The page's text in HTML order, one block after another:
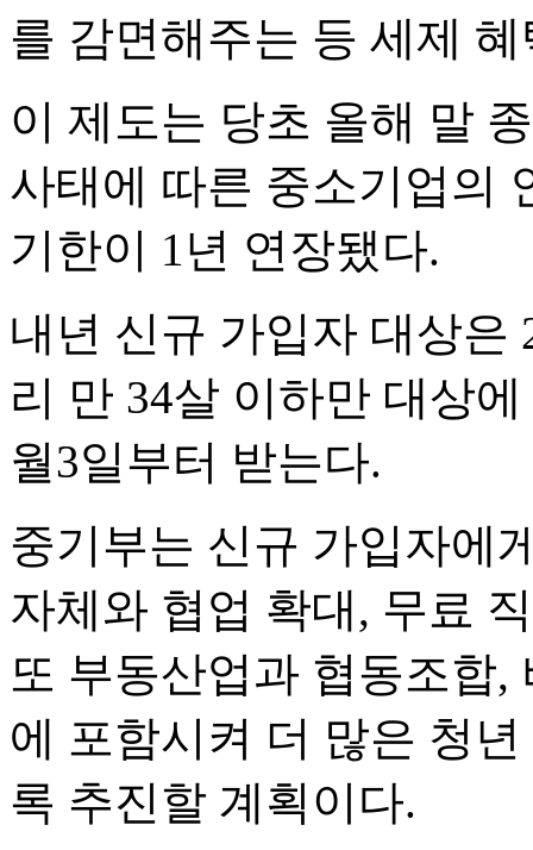
를 감면해주는 등 세제
이 제도는 당초 올해 말
사태에 따른 중소기업의
기한이 1년 연장됐다.
내년 신규 가입자 대상은
리 만 34살 이하만 대상
월3일부터 받는다.
중기부는 신규 가입자에
자체와 협업 확대, 무료
또 부동산업과 협동조합
에 포함시켜 더 많은 청
록 추진할 계획이다.